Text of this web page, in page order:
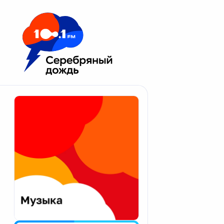
Москва 100.1 FM
Апатиты
Екатеринбург
Калининград
Калуга